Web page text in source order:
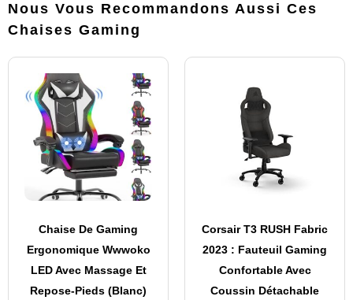
Nous Vous Recommandons Aussi Ces
Chaises Gaming
Chaise De Gaming
Ergonomique Wwwoko
LED Avec Massage Et
Repose-Pieds (Blanc)
Corsair T3 RUSH Fabric
2023 : Fauteuil Gaming
Confortable Avec
Coussin Détachable